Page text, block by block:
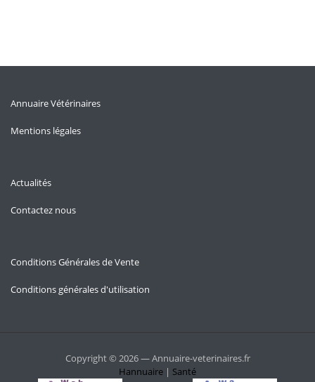
Annuaire Vétérinaires
Mentions légales
Actualités
Contactez nous
Conditions Générales de Vente
Conditions générales d'utilisation
Copyright © 2026 — Annuaire-veterinaires.fr
Hannuaire | Santé